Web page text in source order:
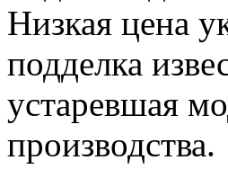
Низкая цена
подделка
устаревшая
производства.